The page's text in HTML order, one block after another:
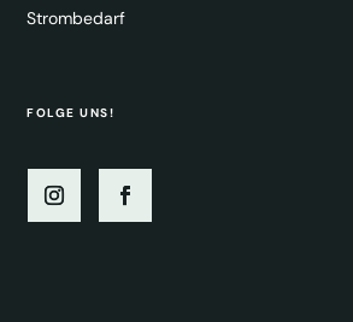
Strombedarf
FOLGE UNS!